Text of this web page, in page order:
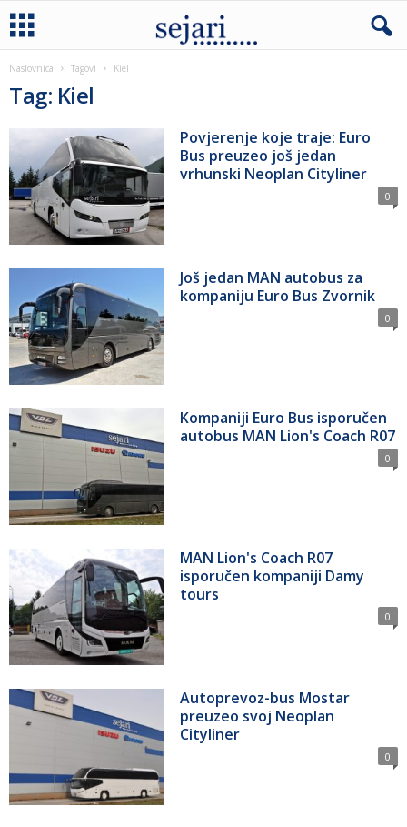
Naslovnica Tagovi Kiel
Tag: Kiel
Povjerenje koje traje: Euro
Bus preuzeo još jedan
vrhunski Neoplan Cityliner
0
Još jedan MAN autobus za
kompaniju Euro Bus Zvornik
0
Kompaniji Euro Bus isporučen
autobus MAN Lion's Coach R07
0
MAN Lion's Coach R07
isporučen kompaniji Damy
tours
0
Autoprevoz-bus Mostar
preuzeo svoj Neoplan
Cityliner
0